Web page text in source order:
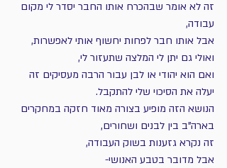
זה לא אומר שבהכרח אותו החבר יסדר לי מקום
עבודה,
אבל אותו חבר לפחות יחשוף אותי לאפשרות,
ואולי גם יתן לי המלצה שתעזור לי,
ואם הוא יהודי או לבן עבור הרבה מעסיקים זה
יעלה את הסיכוי שלי להתקבל.
הנושא הזה מופיע בצורה מאוד חזקה במחקרים
בארה"ב בין לבנים ושחורים,
זה נקרא גזענות בשוק העבודה,
אבל מדובר בטבע האנושי-